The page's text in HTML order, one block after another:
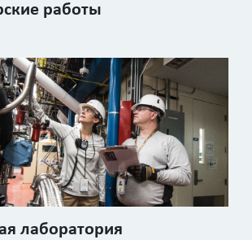
работы
лаборатория